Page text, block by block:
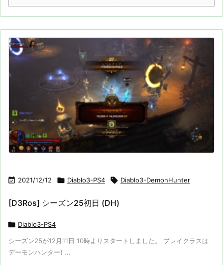
 2021/12/12  Diablo3-PS4  Diablo3-DemonHunter
[D3Ros] シーズン25初日 (DH)
 Diablo3-PS4
シーズン25が12月11日 10時よりスタートしました。 プレイクラスは
デーモンハンター( ...